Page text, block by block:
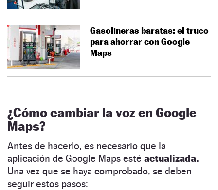
Gasolineras baratas: el truco
para ahorrar con Google
Maps
¿Cómo cambiar la voz en Google
Maps?
Antes de hacerlo, es necesario que la
aplicación de Google Maps esté actualizada.
Una vez que se haya comprobado, se deben
seguir estos pasos: